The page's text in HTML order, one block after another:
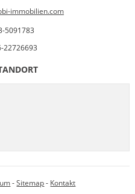
immobilien.com
5091783
22726693
-Sitemap- Kontakt